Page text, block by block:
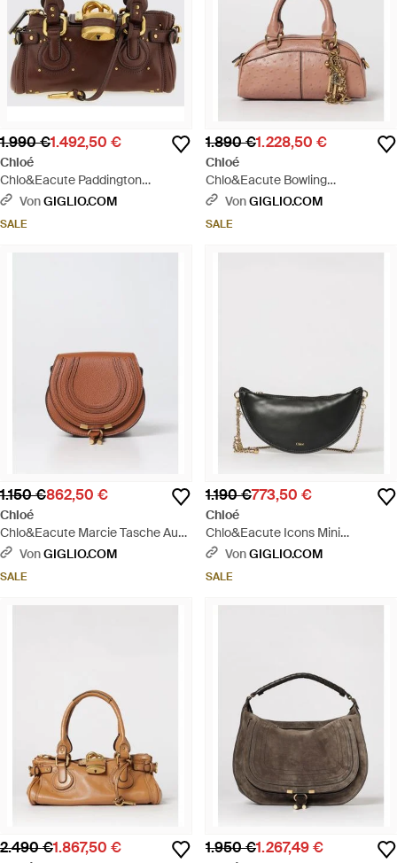
1.990 €1.492,50 €
Chloé
Chlo&Eacute Paddington
Ledertasche - Braun
VonGIGLIO.COM
SALE
1.890 €1.228,50 €
Chloé
Chlo&Eacute Bowling
Ledertasche Mit Tupfenprägung -
VonGIGLIO.COM
SALE
1.150 €862,50 €
Chloé
Chlo&Eacute Marcie Tasche Aus
Genarbtem Leder - Braun
VonGIGLIO.COM
SALE
1.190 €773,50 €
Chloé
Chlo&Eacute Icons Mini
Ledertasche - Grau
VonGIGLIO.COM
SALE
2.490 €1.867,50 € 1.950 €1.267,49 €